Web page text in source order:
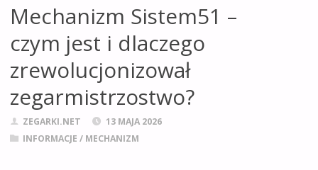
Mechanizm Sistem51 –
czym jest i dlaczego
zrewolucjonizował
zegarmistrzostwo?
ZEGARKI.NET
13 MAJA 2026
INFORMACJE / MECHANIZM